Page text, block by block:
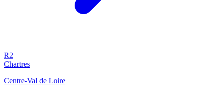
R2
Chartres
Centre-Val de Loire